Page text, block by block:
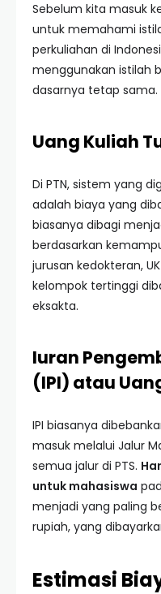
Sebelum kita masuk
untuk memahami
perkuliahan di
menggunakan istilah
dasarnya tetap sama.
Uang Kuliah
Di PTN, sistem yang
adalah biaya yang
biasanya dibagi
berdasarkan
jurusan kedokteran,
kelompok tertinggi
eksakta.
Iuran
(IPI) atau
IPI biasanya
masuk melalui Jalur
semua jalur di PTS.
untuk mahasiswa
menjadi yang paling
rupiah, yang
Estimasi